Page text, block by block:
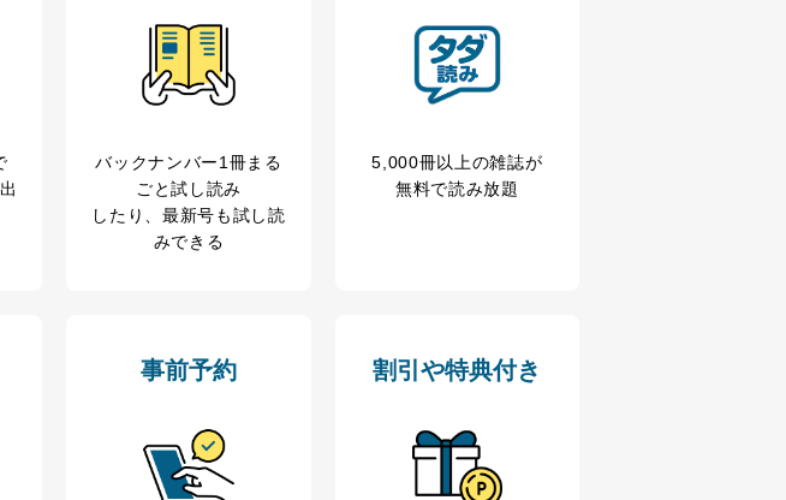
のもと、個人情報を取得・アクセス・利用・提供・管理
バックナンバー1冊まる
ごと試し読み
したり、最新号も試し読
みできる
5,000冊以上の雑誌が
無料で読み放題
事前予約 割引や特典付き